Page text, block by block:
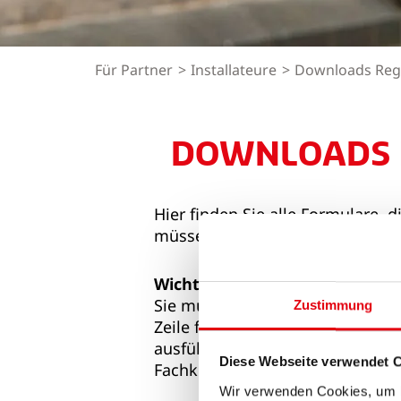
Zustimmung
Diese Webseite verwendet
Wir verwenden Cookies,
Für Partner Installateure Downloads
DOWNLOADS
Hier finden Sie alle Formulare,
müssen.
Wichtige Information zur
Sie müssen lediglich die
Zeile für die Unterschrift des
ausfüllen. Es wird also keine
Fachkraft. Die letzte Zeile kann